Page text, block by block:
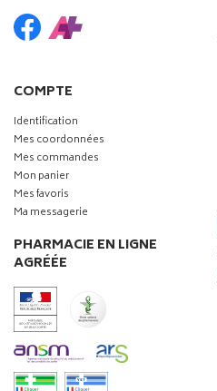
COMPTE
Identification
Mes coordonnées
Mes commandes
Mon panier
Mes favoris
Ma messagerie
PHARMACIE EN LIGNE
AGRÉÉE